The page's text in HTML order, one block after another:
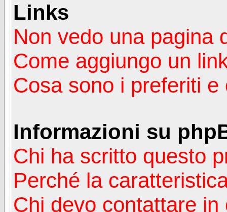
Links
Non vedo una pagina
Come aggiungo un
Cosa sono i preferiti
Informazioni su
Chi ha scritto questo
Perché la
Chi devo contattare